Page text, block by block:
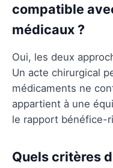
compatible
médicaux ?
Oui, les deux
Un acte chirurgical
médicaments ne
appartient à une
le rapport bénéfice-
Quels critères